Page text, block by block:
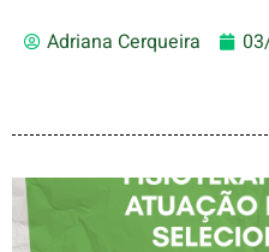
Adriana Cerqueira